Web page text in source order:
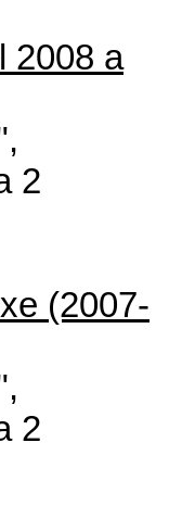
2008 a
2
(2007-
2